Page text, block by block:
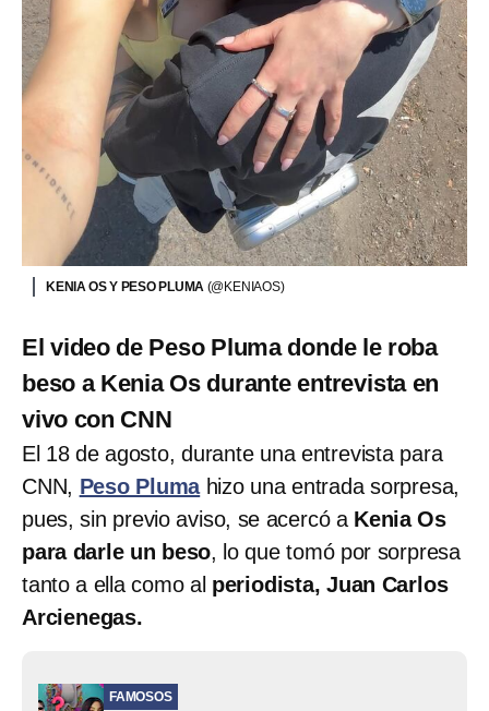
KENIA OS Y PESO PLUMA (@KENIAOS)
El video de Peso Pluma donde le roba
beso a Kenia Os durante entrevista en
vivo con CNN
El 18 de agosto, durante una entrevista para
CNN, Peso Plumahizo una entrada sorpresa,
pues, sin previo aviso, se acercó aKenia Os
para darle un beso, lo que tomó por sorpresa
tanto a ella como al periodista, Juan Carlos
Arcienegas.
FAMOSOS